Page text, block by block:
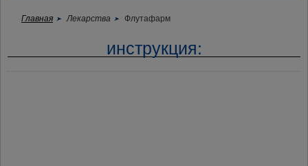
Главная Лекарства Флутафарм
инструкция: